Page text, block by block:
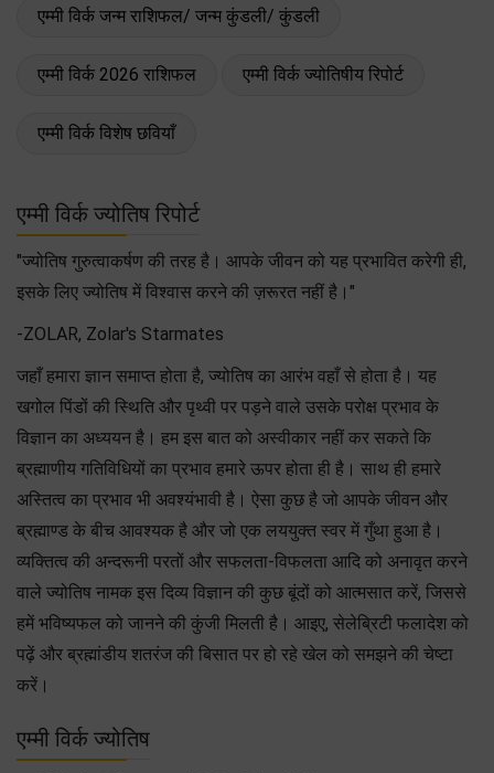
एम्मी विर्क जन्म राशिफल/ जन्म कुंडली/ कुंडली
एम्मी विर्क 2026 राशिफल एम्मी विर्क ज्योतिषीय रिपोर्ट
एम्मी विर्क विशेष छवियाँ
एम्मी विर्क ज्योतिष रिपोर्ट
"ज्योतिष गुरुत्वाकर्षण की तरह है। आपके जीवन को यह प्रभावित करेगी ही,
इसके लिए ज्योतिष में विश्वास करने की ज़रूरत नहीं है।"
-ZOLAR, Zolar's Starmates
जहाँ हमारा ज्ञान समाप्त होता है, ज्योतिष का आरंभ वहाँ से होता है। यह
खगोल पिंडों की स्थिति और पृथ्वी पर पड़ने वाले उसके परोक्ष प्रभाव के
विज्ञान का अध्ययन है। हम इस बात को अस्वीकार नहीं कर सकते कि
ब्रह्माणीय गतिविधियों का प्रभाव हमारे ऊपर होता ही है। साथ ही हमारे
अस्तित्व का प्रभाव भी अवश्यंभावी है। ऐसा कुछ है जो आपके जीवन और
ब्रह्माण्ड के बीच आवश्यक है और जो एक लययुक्त स्वर में गुँथा हुआ है।
व्यक्तित्व की अन्दरूनी परतों और सफलता-विफलता आदि को अनावृत करने
वाले ज्योतिष नामक इस दिव्य विज्ञान की कुछ बूंदों को आत्मसात करें, जिससे
हमें भविष्यफल को जानने की कुंजी मिलती है। आइए, सेलेब्रिटी फलादेश को
पढ़ें और ब्रह्मांडीय शतरंज की बिसात पर हो रहे खेल को समझने की चेष्टा
करें।
एम्मी विर्क ज्योतिष